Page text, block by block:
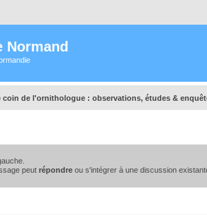
coin de l'ornithologue : observations, études &
peut répondre ou s'intégrer à une discussion